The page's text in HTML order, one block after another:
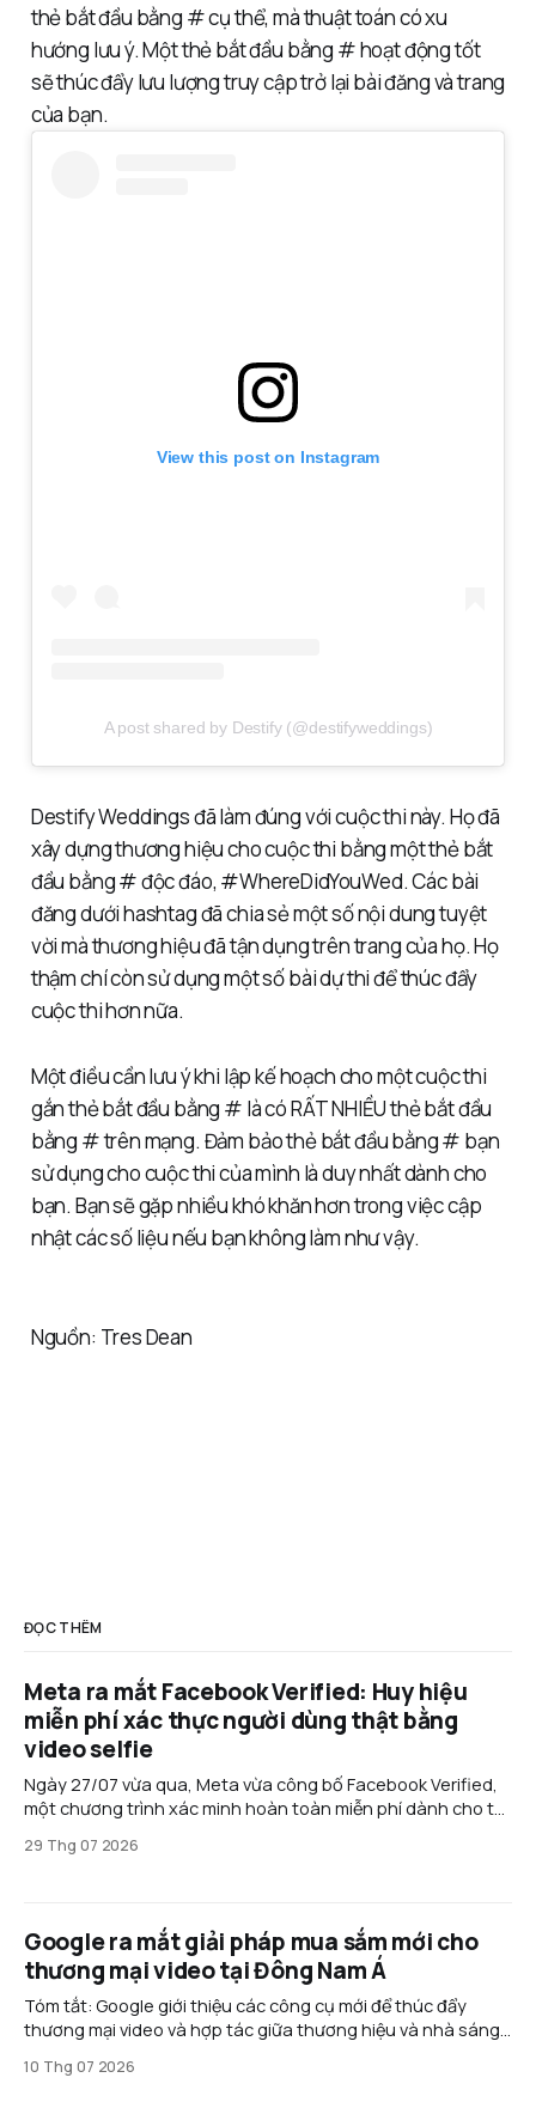
thẻ bắt đầu bằng # cụ thể, mà thuật toán có xu
hướng lưu ý. Một thẻ bắt đầu bằng # hoạt động tốt
sẽ thúc đẩy lưu lượng truy cập trở lại bài đăng và trang
của bạn.
View this post on Instagram
A post shared by Destify (@destifyweddings)
Destify Weddings đã làm đúng với cuộc thi này. Họ đã
xây dựng thương hiệu cho cuộc thi bằng một thẻ bắt
đầu bằng # độc đáo, #WhereDidYouWed. Các bài
đăng dưới hashtag đã chia sẻ một số nội dung tuyệt
vời mà thương hiệu đã tận dụng trên trang của họ. Họ
thậm chí còn sử dụng một số bài dự thi để thúc đẩy
cuộc thi hơn nữa.
Một điều cần lưu ý khi lập kế hoạch cho một cuộc thi
gắn thẻ bắt đầu bằng # là có RẤT NHIỀU thẻ bắt đầu
bằng # trên mạng. Đảm bảo thẻ bắt đầu bằng # bạn
sử dụng cho cuộc thi của mình là duy nhất dành cho
bạn. Bạn sẽ gặp nhiều khó khăn hơn trong việc cập
nhật các số liệu nếu bạn không làm như vậy.
Nguồn: Tres Dean
ĐỌC THÊM
Meta ra mắt Facebook Verified: Huy hiệu
miễn phí xác thực người dùng thật bằng
video selfie
Ngày 27/07 vừa qua, Meta vừa công bố Facebook Verified,
một chương trình xác minh hoàn toàn miễn phí dành cho tài
thuê bao như Meta Verified, tính năng mới sử dụng video
29 Thg 07 2026
Google ra mắt giải pháp mua sắm mới cho
thương mại video tại Đông Nam Á
Tóm tắt: Google giới thiệu các công cụ mới để thúc đẩy
thương mại video và hợp tác giữa thương hiệu và nhà sáng
Suite và Creator Partnerships Boost giúp chuyển đổi người
10 Thg 07 2026